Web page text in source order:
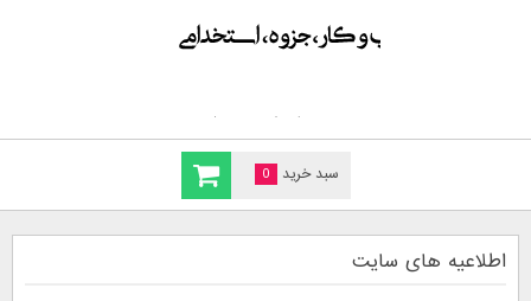
سبد خرید 0
اطلاعیه های سایت